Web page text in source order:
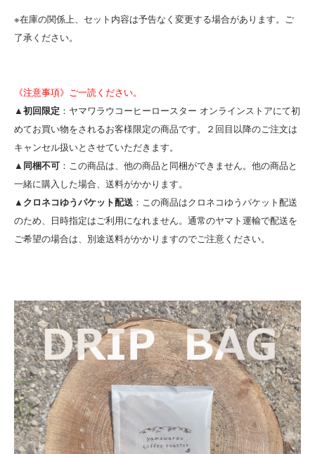
※在庫の関係上、セット内容は予告なく変更する場合があります。ご
了承ください。
《注意事項》ご一読ください。
▲初回限定 ：ヤマワラウコーヒーロースター オンラインストアにて初
めてお買い物をされるお客様限定の商品です。２回目以降のご注文は
キャンセル扱いとさせていただきます。
▲同梱不可 ：この商品は、他の商品と同梱ができません。他の商品と
一緒に購入した場合、送料がかかります。
▲クロネコゆうパケット配送 ：この商品はクロネコゆうパケット配送
のため、日時指定はご利用になれません。通常のヤマト運輸で配送を
ご希望の場合は、別途送料がかかりますのでご注意ください。